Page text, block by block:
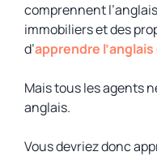
comprennent
immobiliers et des
d’apprendre
Maistousles agents
anglais.
Vous devriez donc